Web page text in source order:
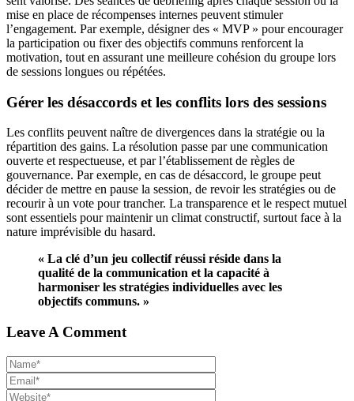
mise en place de récompenses internes peuvent stimuler
l’engagement. Par exemple, désigner des « MVP » pour encourager
la participation ou fixer des objectifs communs renforcent la
motivation, tout en assurant une meilleure cohésion du groupe lors
de sessions longues ou répétées.
Gérer les désaccords et les conflits lors des sessions
Les conflits peuvent naître de divergences dans la stratégie ou la
répartition des gains. La résolution passe par une communication
ouverte et respectueuse, et par l’établissement de règles de
gouvernance. Par exemple, en cas de désaccord, le groupe peut
décider de mettre en pause la session, de revoir les stratégies ou de
recourir à un vote pour trancher. La transparence et le respect mutuel
sont essentiels pour maintenir un climat constructif, surtout face à la
nature imprévisible du hasard.
« La clé d’un jeu collectif réussi réside dans la
qualité de la communication et la capacité à
harmoniser les stratégies individuelles avec les
objectifs communs. »
Leave A Comment